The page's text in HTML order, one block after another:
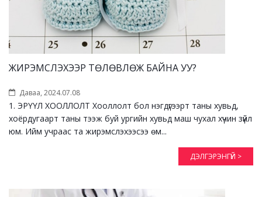
ЖИРЭМСЛЭХЭЭР ТӨЛӨВЛӨЖ БАЙНА УУ?
Даваа, 2024.07.08
1. ЭРҮҮЛ ХООЛЛОЛТ Хооллолт бол нэгдүгээрт таны хувьд,
хоёрдугаарт таны тээж буй ургийн хувьд маш чухал хүчин зүйл
юм. Ийм учраас та жирэмслэхээсээ өм...
ДЭЛГЭРЭНГҮЙ >